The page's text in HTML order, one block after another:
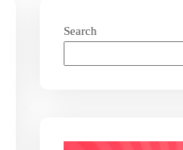
Search